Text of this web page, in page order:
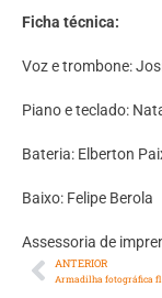
Ficha técnica:
Voz e trombone:
Piano e teclado:
Bateria: Elberton
Baixo: Felipe Berola
Assessoria de
ANTERIOR